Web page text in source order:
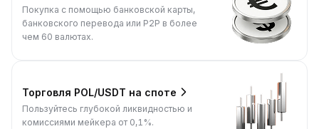
Покупка с помощью банковской карты,
банковского перевода или P2P в более
чем 60 валютах.
Торговля POL/USDT на споте
Пользуйтесь глубокой ликвидностью и
комиссиями мейкера от 0,1%.